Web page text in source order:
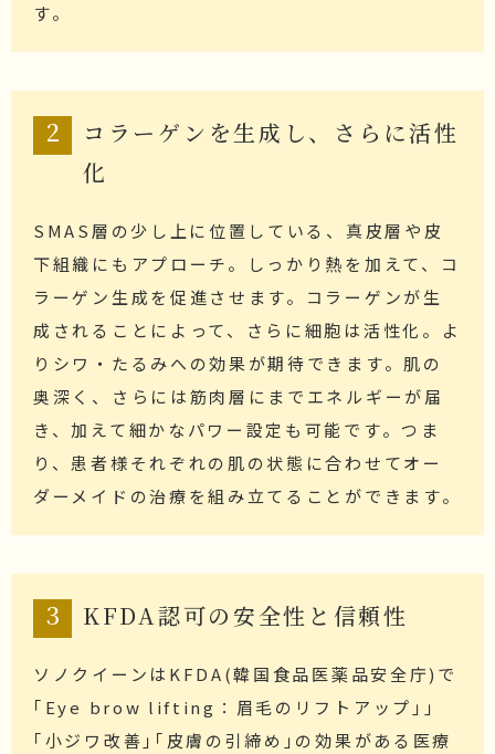
す。
2
コラーゲンを生成し、さらに活性
化
SMAS層の少し上に位置している、真皮層や皮
下組織にもアプローチ。しっかり熱を加えて、コ
ラーゲン生成を促進させます。コラーゲンが生
成されることによって、さらに細胞は活性化。よ
りシワ・たるみへの効果が期待できます。肌の
奥深く、さらには筋肉層にまでエネルギーが届
き、加えて細かなパワー設定も可能です。つま
り、患者様それぞれの肌の状態に合わせてオー
ダーメイドの治療を組み立てることができます。
3 KFDA認可の安全性と信頼性
ソノクイーンはKFDA(韓国食品医薬品安全庁)で
｢Eye brow lifting：眉毛のリフトアップ｣｣
｢小ジワ改善｣｢皮膚の引締め｣の効果がある医療